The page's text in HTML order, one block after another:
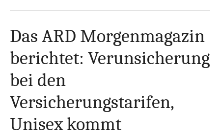
Das ARD Morgenmagazin
berichtet: Verunsicherung
bei den
Versicherungstarifen,
Unisex kommt